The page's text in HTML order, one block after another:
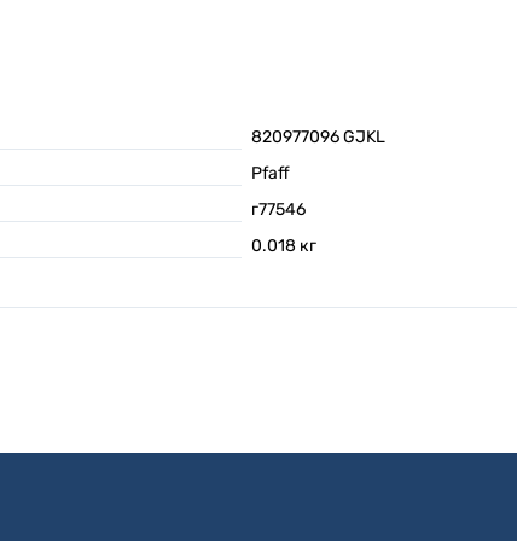
820977096 GJKL
Pfaff
г77546
0.018 кг